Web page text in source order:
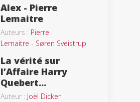
Alex - Pierre
Lemaitre
Auteurs : Pierre
Lemaitre - Søren Sveistrup
La vérité sur
l’Affaire Harry
Quebert...
Auteur : Joël Dicker